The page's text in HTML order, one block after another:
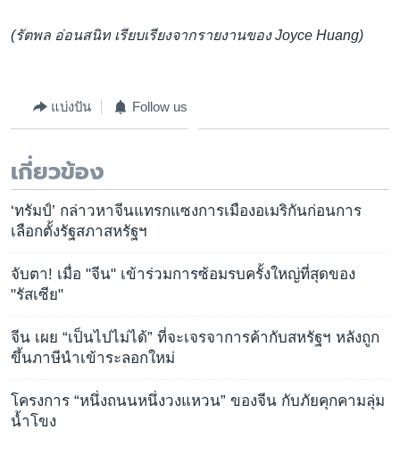
(รัตพล อ่อนสนิท เรียบเรียงจากรายงานของ Joyce Huang)
แบ่งปัน Follow us
เกี่ยวข้อง
‘ทรัมป์’ กล่าวหาจีนแทรกแซงการเมืองอเมริกันก่อนการ
เลือกตั้งรัฐสภาสหรัฐฯ
จับตา! เมื่อ "จีน" เข้าร่วมการซ้อมรบครั้งใหญ่ที่สุดของ
"รัสเซีย"
จีน เผย “เป็นไปไม่ได้” ที่จะเจรจาการค้ากับสหรัฐฯ หลังถูก
ขึ้นภาษีนำเข้าระลอกใหม่
โครงการ “หนึ่งถนนหนึ่งวงแหวน” ของจีน กับภัยคุกคามลุ่ม
น้ำโขง